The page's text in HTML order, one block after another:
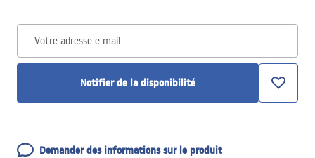
Votre adresse e-mail
Notifier de la disponibilité
Demander des informations sur le produit